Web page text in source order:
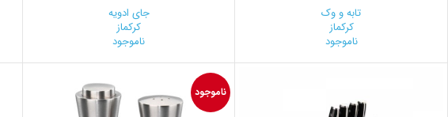
تابه و وک
کرکماز
ناموجود
جای ادویه
کرکماز
ناموجود
ناموجود